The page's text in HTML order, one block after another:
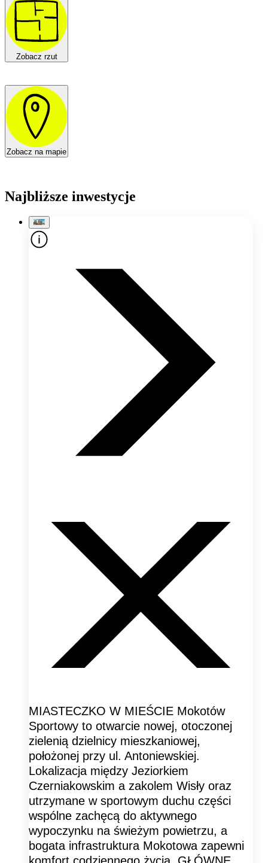
Zobacz rzut
Zobacz na mapie
Najbliższe inwestycje
MIASTECZKO W MIEŚCIE Mokotów
Sportowy to otwarcie nowej, otoczonej
zielenią dzielnicy mieszkaniowej,
położonej przy ul. Antoniewskiej.
Lokalizacja między Jeziorkiem
Czerniakowskim a zakolem Wisły oraz
utrzymane w sportowym duchu części
wspólne zachęcą do aktywnego
wypoczynku na świeżym powietrzu, a
bogata infrastruktura Mokotowa zapewni